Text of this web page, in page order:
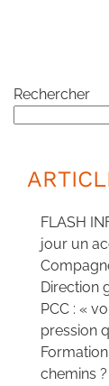
Rechercher
FLASH
jour un
Direction
PCC : «
pression
chemins ?